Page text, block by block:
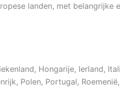
landen, met belangrijke
Hongarije, Ierland,
Polen, Portugal,